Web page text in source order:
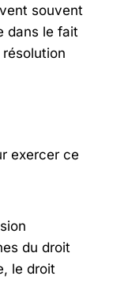
souvent
dans le fait
exercer ce
du droit
le droit